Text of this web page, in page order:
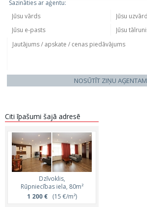
Sazināties ar aģentu:
NOSŪTĪT ZIŅU AĢENTAM
Citi īpašumi šajā adresē
Dzīvoklis,
Rūpniecības iela, 80m²
1 200 €(15 €/m²)